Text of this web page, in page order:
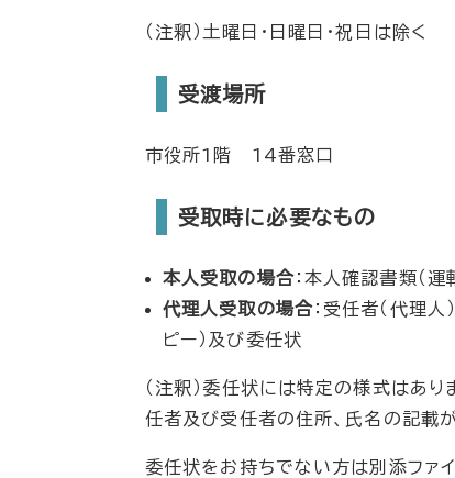
（注釈）土曜日・日曜日・祝日は除く
受渡場所
市役所1階 14番窓口
受取時に必要なもの
本人受取の場合：本人確認書類（運
代理人受取の場合：受任者（代理
ピー）及び委任状
（注釈）委任状には特定の様式はあ
任者及び受任者の住所、氏名の記載が
委任状をお持ちでない方は別添ファ